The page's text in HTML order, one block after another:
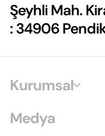
Şeyhli Mah.
: 34906
Kurumsal
Medya